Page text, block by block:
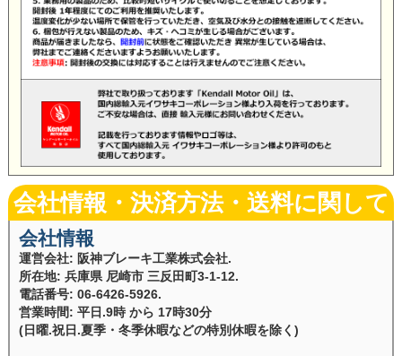
会社情報
運営会社: 阪神ブレーキ工業株式会社.
所在地: 兵庫県 尼崎市 三反田町3-1-12.
電話番号: 06-6426-5926.
営業時間: 平日.9時 から 17時30分
(日曜.祝日.夏季・冬季休暇などの特別休暇を除く)